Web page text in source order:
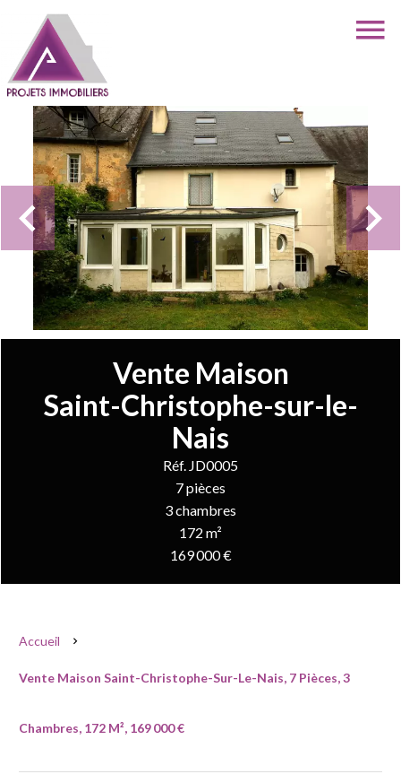
Vente Maison
Saint-Christophe-sur-le-
Nais
Réf. JD0005
7 pièces
3 chambres
172 m²
169 000 €
Accueil
Vente Maison Saint-Christophe-Sur-Le-Nais, 7 Pièces, 3
Chambres, 172 M², 169 000 €